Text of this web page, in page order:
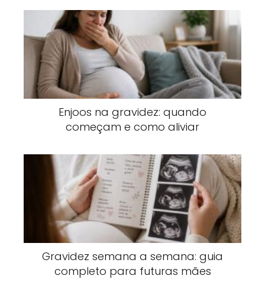
Enjoos na gravidez: quando
começam e como aliviar
Gravidez semana a semana: guia
completo para futuras mães